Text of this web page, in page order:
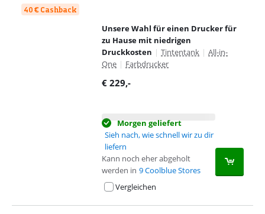
40 € Cashback
Unsere Wahl für einen Drucker für
zu Hause mit niedrigen
Druckkosten | Tintentank | All-in-
One | Farbdrucker
€ 229,-
Morgen geliefert
Sieh nach, wie schnell wir zu dir
liefern
Kann noch eher abgeholt
werden in 9 Coolblue Stores
Vergleichen